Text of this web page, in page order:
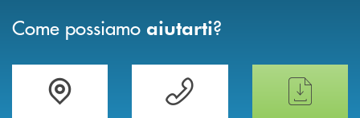
Come possiamo aiutarti?
Trova la filiale più vicina a teHai bisogno di assistenza immediata ?
Hai bisogno di